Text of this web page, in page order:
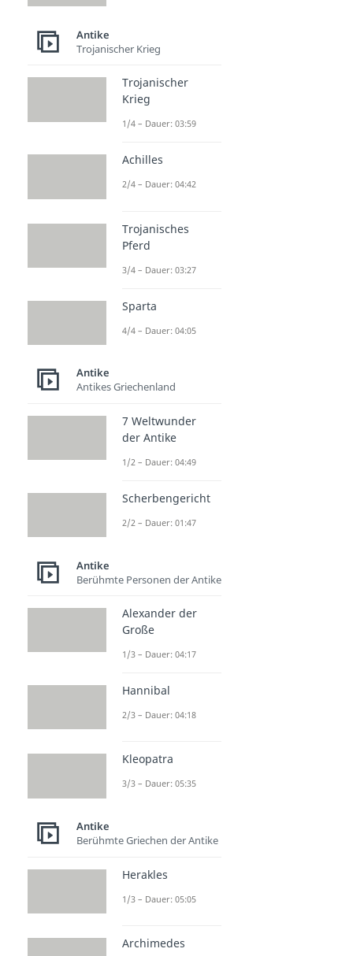
Antike
Trojanischer Krieg
Trojanischer
Krieg
1/4 – Dauer: 03:59
Achilles
2/4 – Dauer: 04:42
Trojanisches
Pferd
3/4 – Dauer: 03:27
Sparta
4/4 – Dauer: 04:05
Antike
Antikes Griechenland
7 Weltwunder
der Antike
1/2 – Dauer: 04:49
Scherbengericht
2/2 – Dauer: 01:47
Antike
Berühmte Personen der Antike
Alexander der
Große
1/3 – Dauer: 04:17
Hannibal
2/3 – Dauer: 04:18
Kleopatra
3/3 – Dauer: 05:35
Antike
Berühmte Griechen der Antike
Herakles
1/3 – Dauer: 05:05
Archimedes